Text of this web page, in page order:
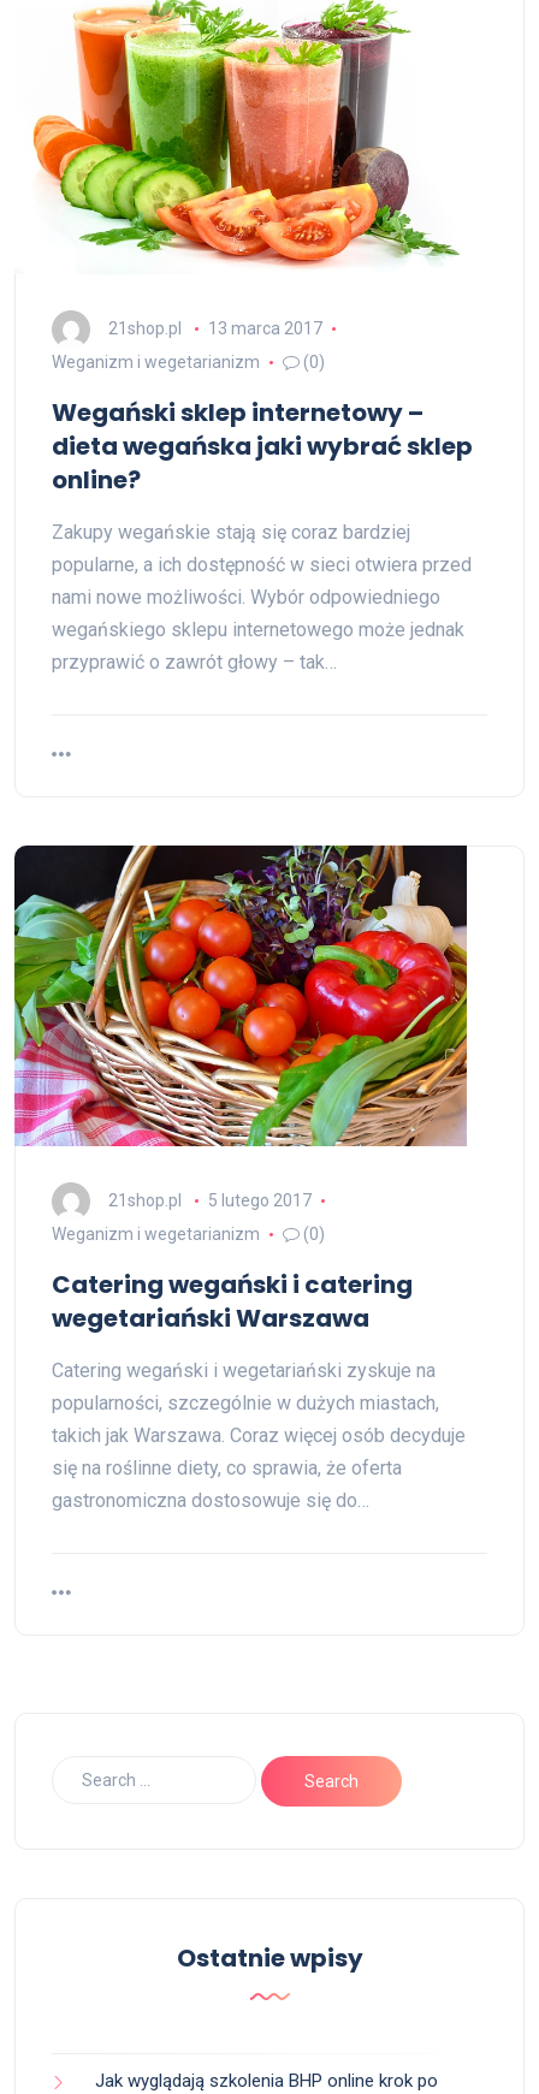
21shop.pl
13 marca 2017
Weganizm i wegetarianizm
(0)
Wegański sklep internetowy –
dieta wegańska jaki wybrać sklep
online?
Zakupy wegańskie stają się coraz bardziej
popularne, a ich dostępność w sieci otwiera przed
nami nowe możliwości. Wybór odpowiedniego
wegańskiego sklepu internetowego może jednak
przyprawić o zawrót głowy – tak…
21shop.pl
5 lutego 2017
Weganizm i wegetarianizm
(0)
Catering wegański i catering
wegetariański Warszawa
Catering wegański i wegetariański zyskuje na
popularności, szczególnie w dużych miastach,
takich jak Warszawa. Coraz więcej osób decyduje
się na roślinne diety, co sprawia, że oferta
gastronomiczna dostosowuje się do…
Ostatnie wpisy
Jak wyglądają szkolenia BHP online krok po